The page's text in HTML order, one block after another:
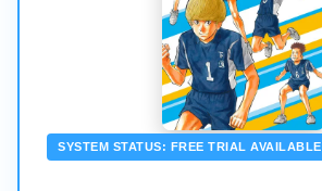
SYSTEM STATUS: FREE TRIAL AVAILABLE